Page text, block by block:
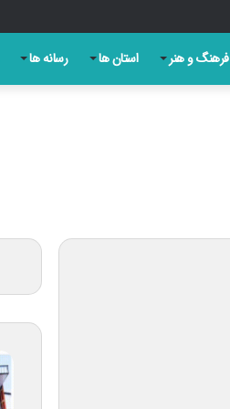
فرهنگ و هنر استان ها رسانه ها